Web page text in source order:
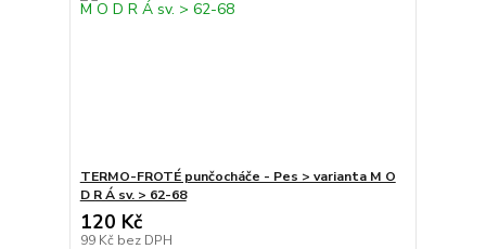
TERMO-FROTÉ punčocháče - Pes > varianta M O
D R Á sv. > 62-68
120 Kč
99 Kč bez DPH